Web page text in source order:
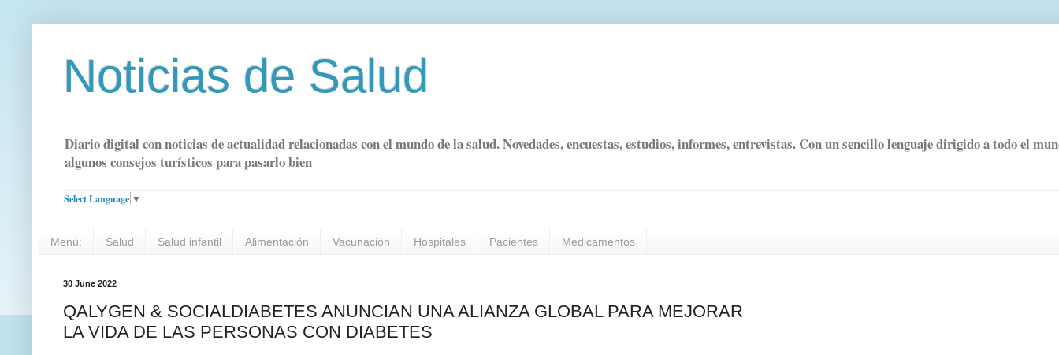
Noticias de Salud
Diario digital con noticias de actualidad relacionadas con el mundo de la salud. Novedades, encuestas, estudios, informes, entrevistas. Con un sencillo lenguaje dirigido a todo el
algunos consejos turísticos para pasarlo bien
Select Language ▼
Menú: Salud Salud infantil Alimentación Vacunación Hospitales Pacientes Medicamentos
30 June 2022
QALYGEN & SOCIALDIABETES ANUNCIAN UNA ALIANZA GLOBAL PARA MEJORAR
LA VIDA DE LAS PERSONAS CON DIABETES